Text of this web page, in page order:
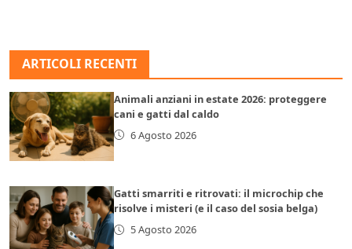
ARTICOLI RECENTI
Animali anziani in estate 2026: proteggere
cani e gatti dal caldo
6 Agosto 2026
Gatti smarriti e ritrovati: il microchip che
risolve i misteri (e il caso del sosia belga)
5 Agosto 2026